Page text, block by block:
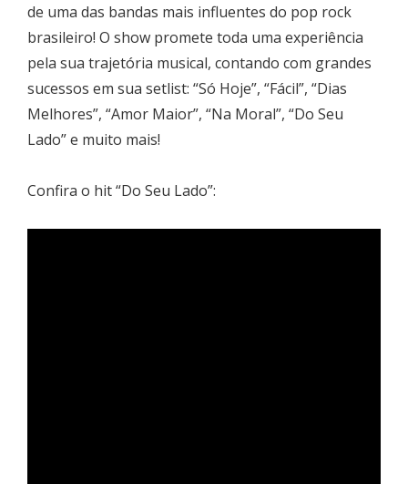
de uma das bandas mais influentes do pop rock
brasileiro! O show promete toda uma experiência
pela sua trajetória musical, contando com grandes
sucessos em sua setlist: “Só Hoje”, “Fácil”, “Dias
Melhores”, “Amor Maior”, “Na Moral”, “Do Seu
Lado” e muito mais!
Confira o hit “Do Seu Lado”: